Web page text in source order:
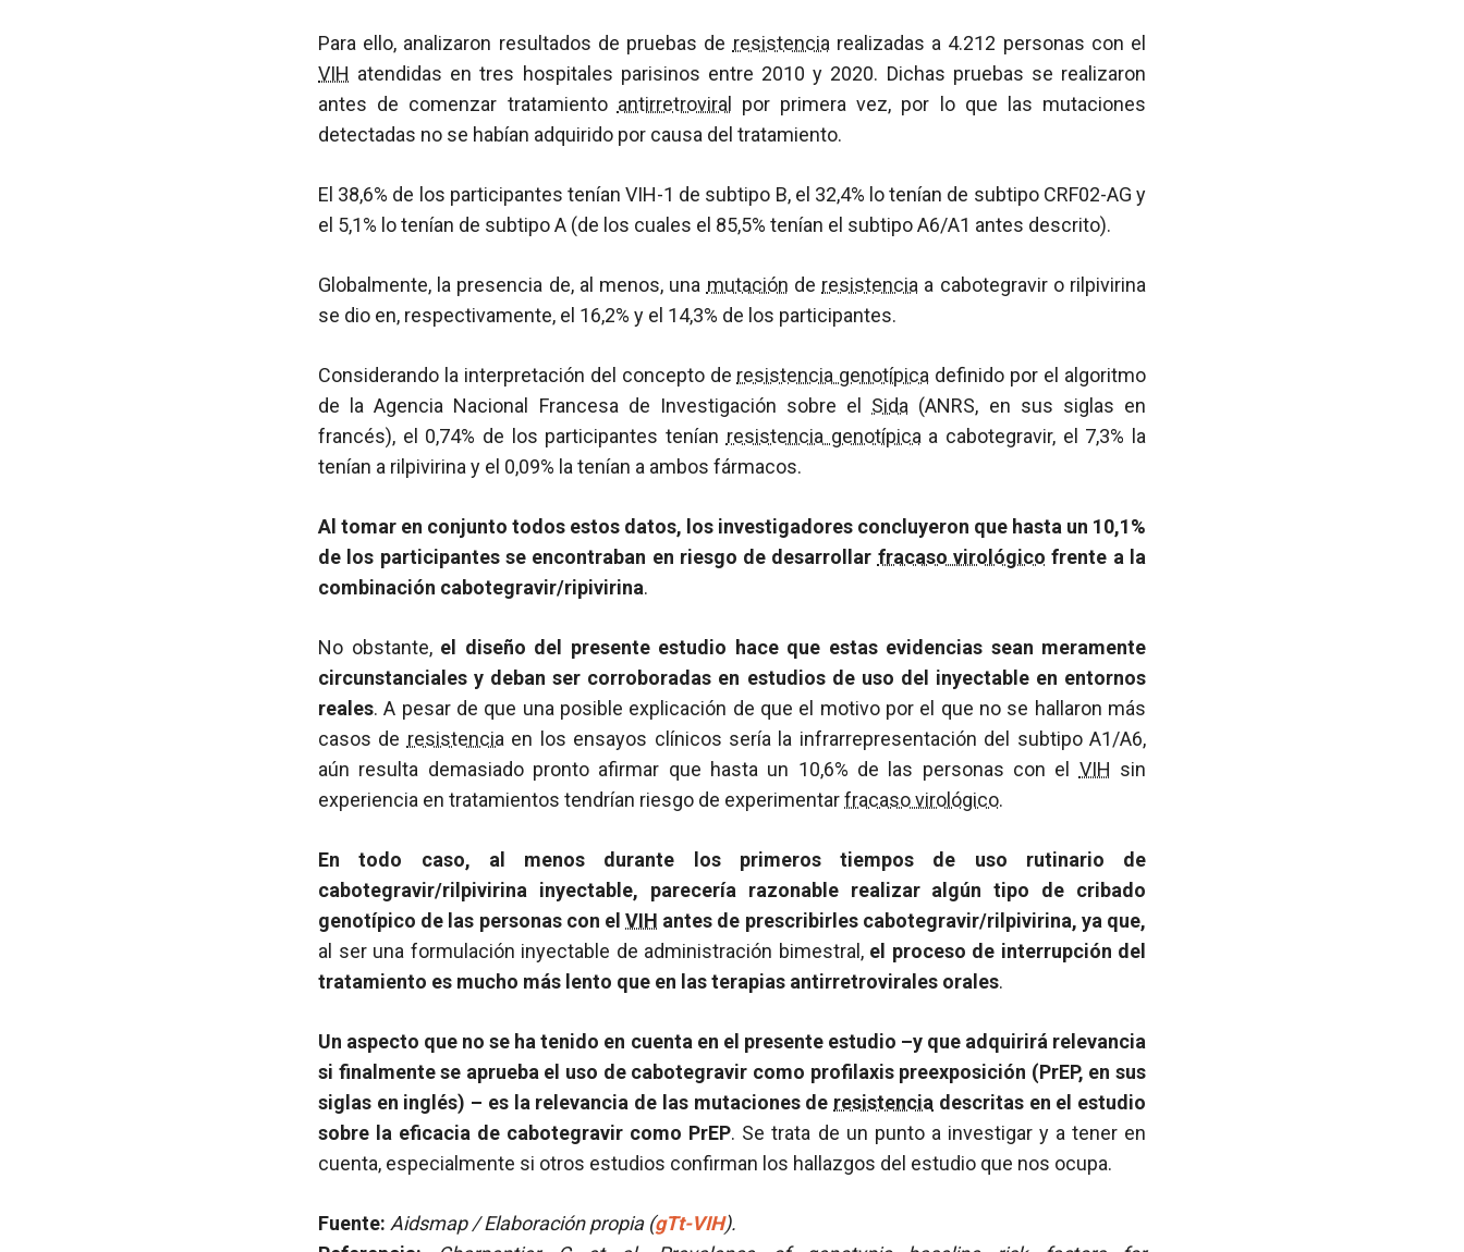
Para ello, analizaron resultados de pruebas de resistencia realizadas a 4.212 personas con el
VIH atendidas en tres hospitales parisinos entre 2010 y 2020. Dichas pruebas se realizaron
antes de comenzar tratamiento antirretroviral
por primera vez, por lo que las mutaciones
detectadas no se habían adquirido por causa del tratamiento.
El 38,6% de los participantes tenían VIH-1 de subtipo B, el 32,4% lo tenían de subtipo CRF02-AG y
el 5,1% lo tenían de subtipo A (de los cuales el 85,5% tenían el subtipo A6/A1 antes descrito).
Globalmente, la presencia de, al menos, una mutación de resistencia a cabotegravir o rilpivirina
se dio en, respectivamente, el 16,2% y el 14,3% de los participantes.
Considerando la interpretación del concepto de resistencia genotípica definido por el algoritmo
de la Agencia Nacional Francesa de Investigación sobre el Sida (ANRS, en sus siglas en
francés), el 0,74% de los participantes tenían resistencia genotípica a cabotegravir, el 7,3% la
tenían a rilpivirina y el 0,09% la tenían a ambos fármacos.
Al tomar en conjunto todos estos datos, los investigadores concluyeron que hasta un 10,1%
de los participantes se encontraban en riesgo de desarrollar fracaso virológico frente a la
combinación cabotegravir/ripivirina.
No obstante, el diseño del presente estudio hace que estas evidencias sean meramente
circunstanciales y deban ser corroboradas en estudios de uso del inyectable en entornos
reales. A pesar de que una posible explicación de que el motivo por el que no se hallaron más
casos de resistencia en los ensayos clínicos sería la infrarrepresentación del subtipo A1/A6,
aún resulta demasiado pronto afirmar que hasta un 10,6% de las personas con el VIH sin
experiencia en tratamientos tendrían riesgo de experimentarfracaso virológico.
En todo caso, al menos durante los primeros tiempos de uso rutinario de
cabotegravir/rilpivirina inyectable, parecería razonable realizar algún tipo de cribado
genotípico de las personas con el VIH antes de prescribirles cabotegravir/rilpivirina, ya que,
al ser una formulación inyectable de administración bimestral, el proceso de interrupción del
tratamiento es mucho más lento que en las terapias antirretrovirales orales.
Un aspecto que no se ha tenido en cuenta en el presente estudio –y que adquirirá relevancia
si finalmente se aprueba el uso de cabotegravir como profilaxis preexposición (PrEP, en sus
siglas en inglés) – es la relevancia de las mutaciones de resistencia descritas en el estudio
sobre la eficacia de cabotegravir como PrEP. Se trata de un punto a investigar y a tener en
cuenta, especialmente si otros estudios confirman los hallazgos del estudio que nos ocupa.
Fuente: Aidsmap / Elaboración propia (gTt-VIH).